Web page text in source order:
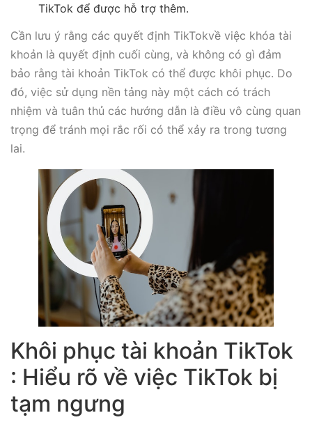
TikTok để được hỗ trợ thêm.
Cần lưu ý rằng các quyết định TikTokvề việc khóa tài
khoản là quyết định cuối cùng, và không có gì đảm
bảo rằng tài khoản TikTok có thể được khôi phục. Do
đó, việc sử dụng nền tảng này một cách có trách
nhiệm và tuân thủ các hướng dẫn là điều vô cùng quan
trọng để tránh mọi rắc rối có thể xảy ra trong tương
lai.
Khôi phục tài khoản TikTok
: Hiểu rõ về việc TikTok bị
tạm ngưng